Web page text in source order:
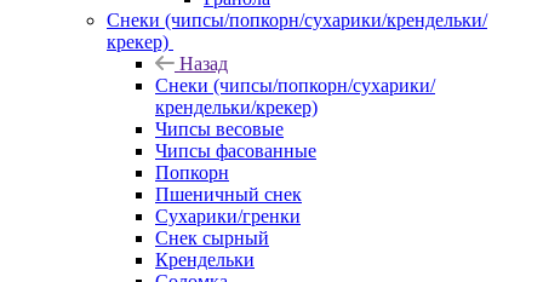
Снеки (чипсы/попкорн/сухарики/крендельки/
крекер)
Назад
Снеки (чипсы/попкорн/сухарики/
крендельки/крекер)
Чипсы весовые
Чипсы фасованные
Попкорн
Пшеничный снек
Сухарики/гренки
Снек сырный
Крендельки